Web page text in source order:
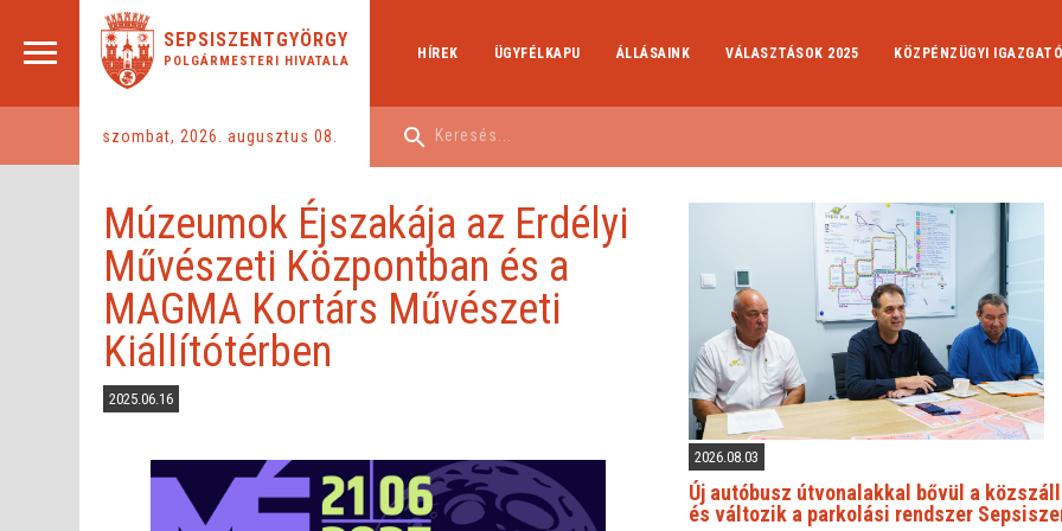
SEPSISZENTGYÖRGY
POLGÁRMESTERI HIVATALA
szombat, 2026. augusztus 08.
HÍREK ÜGYFÉLKAPU ÁLLÁSAINK VÁLASZTÁSOK 2025 KÖZPÉNZÜGYI
Múzeumok Éjszakája az Erdélyi
Művészeti Központban és a
MAGMA Kortárs Művészeti
Kiállítótérben
2025.06.16
2026.08.03
Új autóbusz útvonalakkal bővül a
és változik a parkolási rendszer